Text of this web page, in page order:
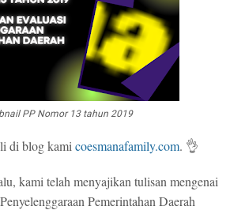
PP Nomor 13 tahun 2019
di blog kami coesmanafamily.com. 👌
kami telah menyajikan tulisan mengenai
Pemerintahan Daerah